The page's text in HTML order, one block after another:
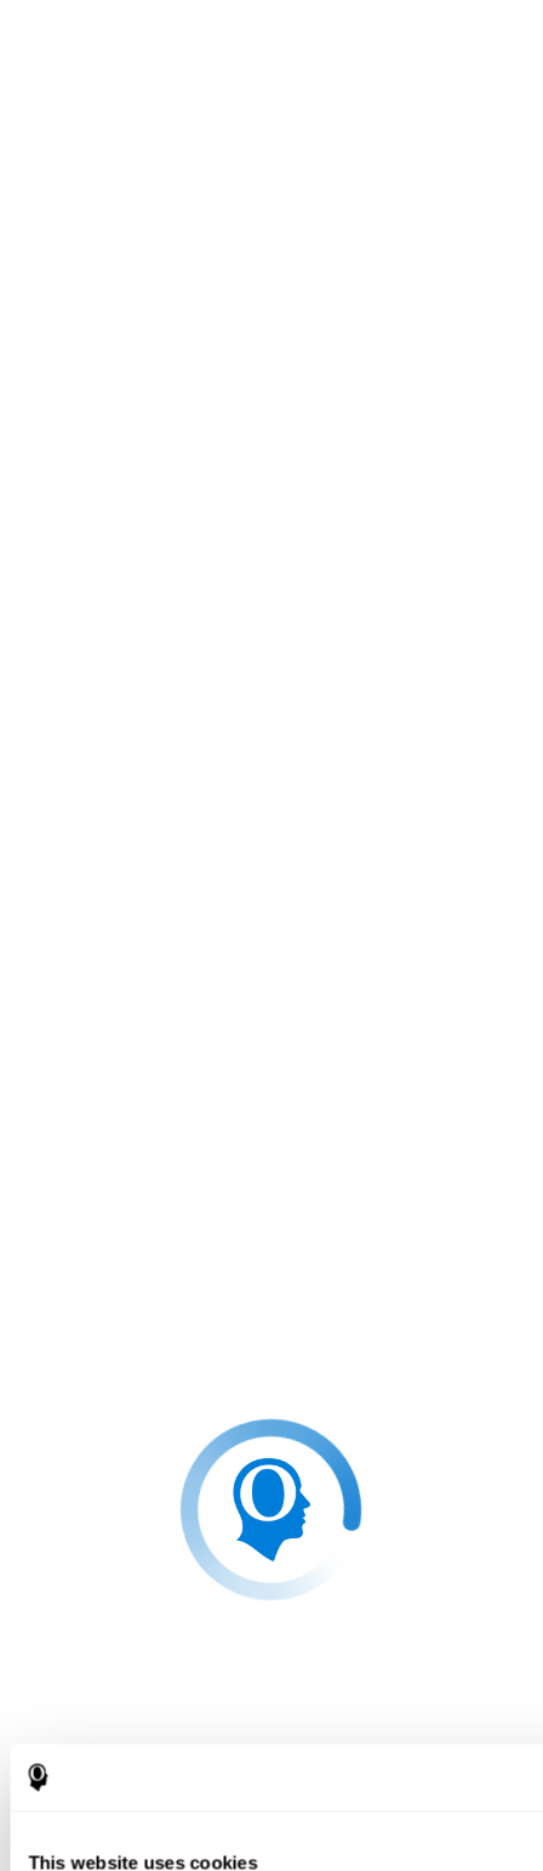
This website uses cookies